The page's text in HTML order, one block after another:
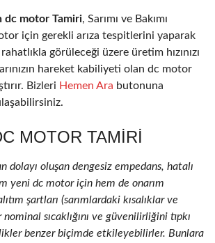
dc motor Tamiri, Sarımı ve Bakımı
için gerekli arıza tespitlerini yaparak
görüleceği üzere üretim hızınızı
hareket kabiliyeti olan dc motor
Bizleri Hemen Ara butonuna
MOTOR TAMIRI
dolayı oluşan dengesiz empedans, hatalı
yeni dc motor için hem de onarım
şartları (sarımlardaki kısalıklar ve
sıcaklığını ve güvenilirliğini tıpkı
benzer biçimde etkileyebilirler. Bunlara